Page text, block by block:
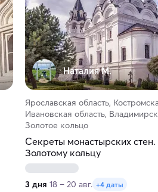
Наталия М.
Ярославская область,
Ивановская область,
Золотое кольцо
Секреты монастырских стен.
Золотому кольцу
3 дня 18 – 20 авг. +4 даты